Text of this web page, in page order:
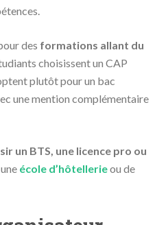
des formations allant du
choisissent un CAP
plutôt pour un bac
une mention complémentaire
un BTS, une licence pro ou
école d’hôtellerieou de